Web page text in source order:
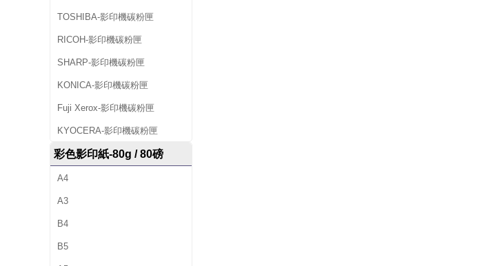
TOSHIBA-影印機碳粉匣
RICOH-影印機碳粉匣
SHARP-影印機碳粉匣
KONICA-影印機碳粉匣
Fuji Xerox-影印機碳粉匣
KYOCERA-影印機碳粉匣
彩色影印紙-80g / 80磅
A4
A3
B4
B5